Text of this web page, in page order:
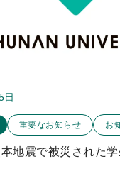
日
せのカテゴリー
重要なお知らせ お
地震で被災された